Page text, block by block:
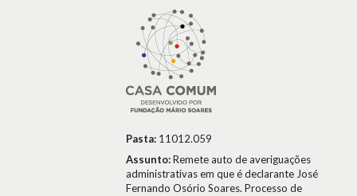
Pasta: 11012.059
Assunto:Remete auto de averiguações
administrativas em que é declarante José
Fernando Osório Soares. Processo de